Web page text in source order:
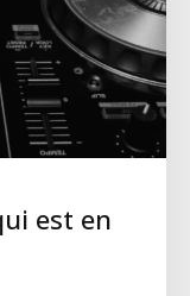
est en